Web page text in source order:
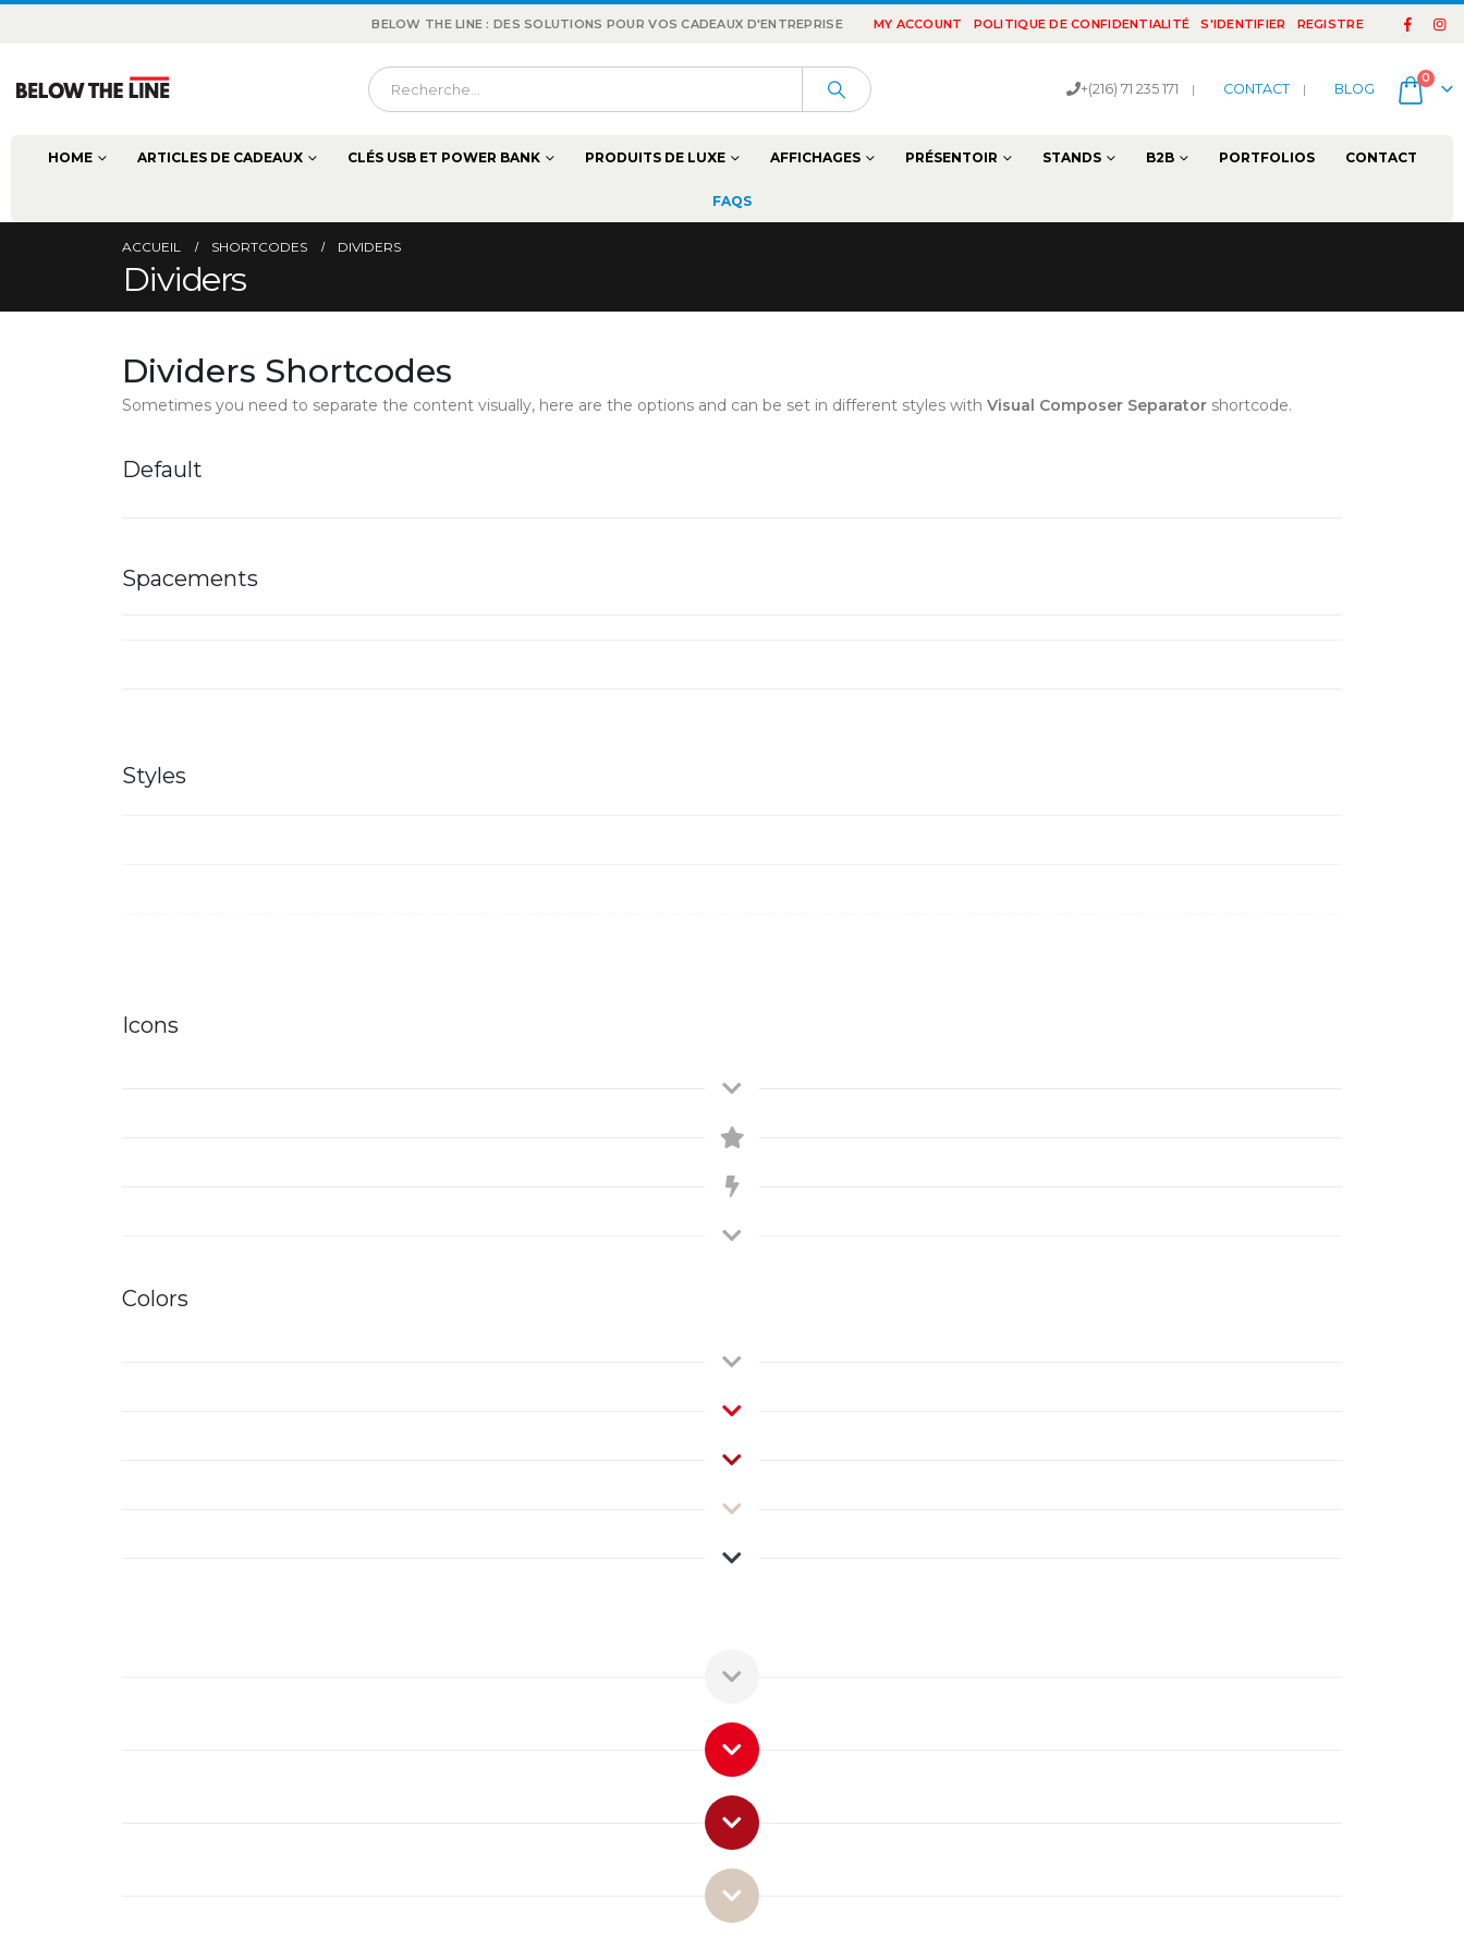
BELOW THE LINE : DES SOLUTIONS POUR VOS CADEAUX D'ENTREPRISE MY ACCOUNT POLITIQUE DE CONFIDENTIALITÉ S'IDENTIFIER REGISTRE
+(216) 71 235 171 | CONTACT | BLOG
0
HOME ARTICLES DE CADEAUX CLÉS USB ET POWER BANK PRODUITS DE LUXE AFFICHAGES PRÉSENTOIR STANDS B2B PORTFOLIOS CONTACT
FAQS
ACCUEIL SHORTCODES DIVIDERS
Dividers
Dividers Shortcodes
Sometimes you need to separate the content visually, here are the options and can be set in different styles with Visual Composer Separator shortcode.
Default
Spacements
Styles
Icons
Colors